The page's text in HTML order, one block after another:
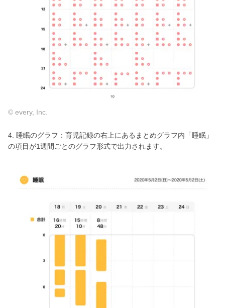
© every, Inc.
4. 睡眠のグラフ：育児記録の右上にあるまとめグラフ内「睡眠」
の項目が1週間ごとのグラフ形式で出力されます。